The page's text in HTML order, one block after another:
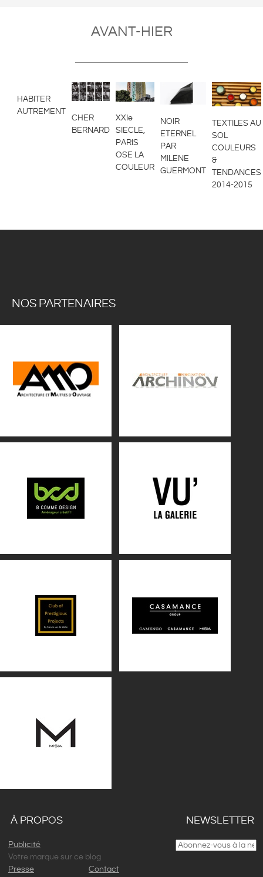
AVANT-HIER
HABITER
AUTREMENT
CHER
BERNARD
XXIe
SIECLE,
PARIS
OSE LA
COULEUR
NOIR
ETERNEL
PAR
MILENE
GUERMONT
TEXTILES AU
SOL
COULEURS
&
TENDANCES
2014-2015
NOS PARTENAIRES
À PROPOS
Publicité
Votre marque sur ce blog
Presse
Contact
NEWSLETTER